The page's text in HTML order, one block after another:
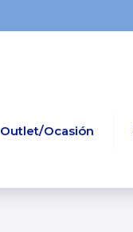
Outlet/Ocasión